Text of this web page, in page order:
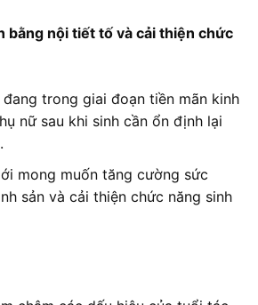
bằng nội tiết tố và cải thiện chức
đang trong giai đoạn tiền mãn kinh
nữ sau khi sinh cần ổn định lại
mong muốn tăng cường sức
sản và cải thiện chức năng sinh